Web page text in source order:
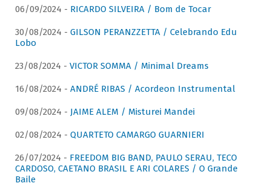
06/09/2024 - RICARDO SILVEIRA / Bom de Tocar
30/08/2024 - GILSON PERANZZETTA / Celebrando Edu
Lobo
23/08/2024 - VICTOR SOMMA / Minimal Dreams
16/08/2024 - ANDRÉ RIBAS / Acordeon Instrumental
09/08/2024 - JAIME ALEM / Misturei Mandei
02/08/2024 - QUARTETO CAMARGO GUARNIERI
26/07/2024 - FREEDOM BIG BAND, PAULO SERAU, TECO
CARDOSO, CAETANO BRASIL E ARI COLARES / O Grande
Baile